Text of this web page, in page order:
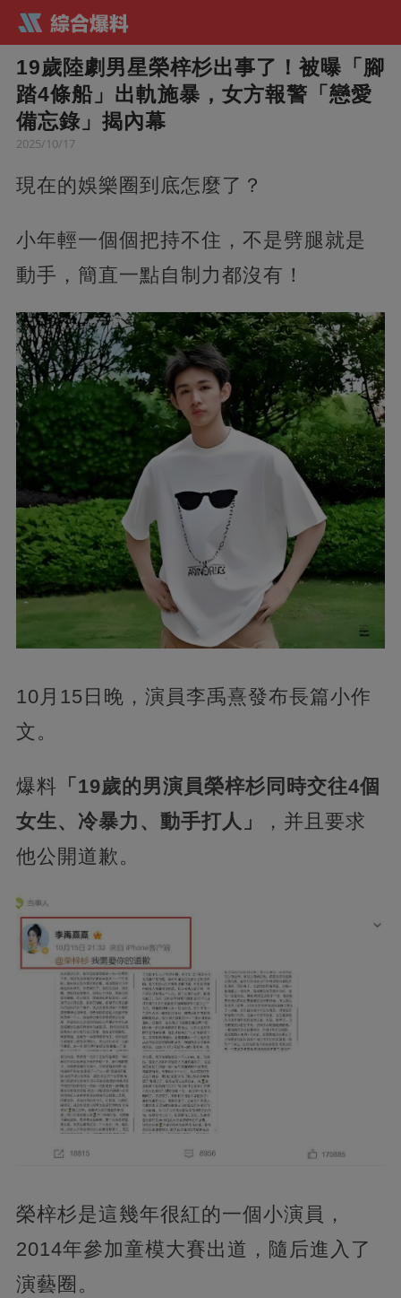
19歲陸劇男星榮梓杉出事了！被曝「腳
踏4條船」出軌施暴，女方報警「戀愛
備忘錄」揭內幕
2025/10/17
現在的娛樂圈到底怎麼了？
小年輕一個個把持不住，不是劈腿就是
動手，簡直一點自制力都沒有！
10月15日晚，演員李禹熹發布長篇小作
文。
爆料 「19歲的男演員榮梓杉同時交往4個
女生、冷暴力、動手打人」
，并且要求
他公開道歉。
榮梓杉是這幾年很紅的一個小演員，
2014年參加童模大賽出道，隨后進入了
演藝圈。